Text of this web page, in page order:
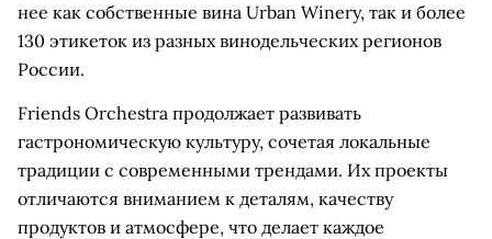
нее как собственные вина Urban Winery, так и более
130 этикеток из разных винодельческих регионов
России.
Friends Orchestra продолжает развивать
гастрономическую культуру, сочетая локальные
традиции с современными трендами. Их проекты
отличаются вниманием к деталям, качеству
продуктов и атмосфере, что делает каждое